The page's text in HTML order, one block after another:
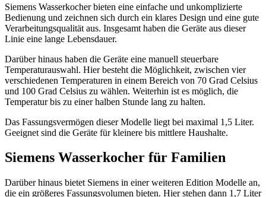
Siemens Wasserkocher bieten eine einfache und unkomplizierte
Bedienung und zeichnen sich durch ein klares Design und eine gute
Verarbeitungsqualität aus. Insgesamt haben die Geräte aus dieser
Linie eine lange Lebensdauer.
Darüber hinaus haben die Geräte eine manuell steuerbare
Temperaturauswahl. Hier besteht die Möglichkeit, zwischen vier
verschiedenen Temperaturen in einem Bereich von 70 Grad Celsius
und 100 Grad Celsius zu wählen. Weiterhin ist es möglich, die
Temperatur bis zu einer halben Stunde lang zu halten.
Das Fassungsvermögen dieser Modelle liegt bei maximal 1,5 Liter.
Geeignet sind die Geräte für kleinere bis mittlere Haushalte.
Siemens Wasserkocher für Familien
Darüber hinaus bietet Siemens in einer weiteren Edition Modelle an,
die ein größeres Fassungsvolumen bieten. Hier stehen dann 1,7 Liter